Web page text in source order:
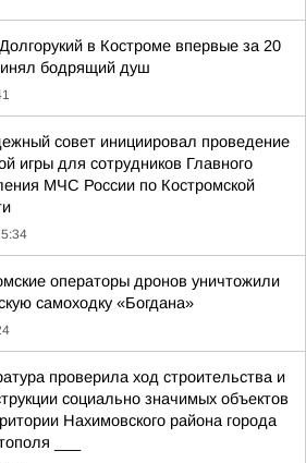
в Костроме впервые за 20
бодрящий душ
совет инициировал проведение
игры для сотрудников Главного
МЧС России по Костромской
операторы дронов уничтожили
самоходку «Богдана»
проверила ход строительства и
социально значимых объектов
Нахимовского района города
___